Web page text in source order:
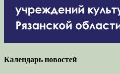
Календарь новостей